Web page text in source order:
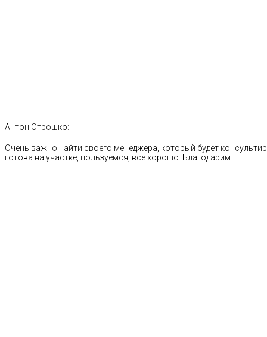
Антон Отрошко:
Очень важно найти своего менеджера, который будет
готова на участке, пользуемся, все хорошо. Благодарим.